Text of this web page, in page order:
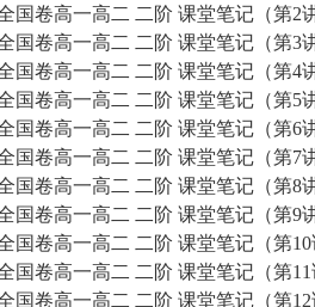
卷高一高二 二阶 课堂笔记（第2
卷高一高二 二阶 课堂笔记（第3
卷高一高二 二阶 课堂笔记（第4
卷高一高二 二阶 课堂笔记（第5
卷高一高二 二阶 课堂笔记（第6
卷高一高二 二阶 课堂笔记（第7
卷高一高二 二阶 课堂笔记（第8
卷高一高二 二阶 课堂笔记（第9
卷高一高二 二阶 课堂笔记（第10
卷高一高二 二阶 课堂笔记（第11
卷高一高二 二阶 课堂笔记（第12